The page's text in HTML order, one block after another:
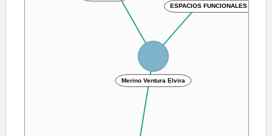
Merino Ventura Elvira
ESPACIOS FUNCIONALES JV SL